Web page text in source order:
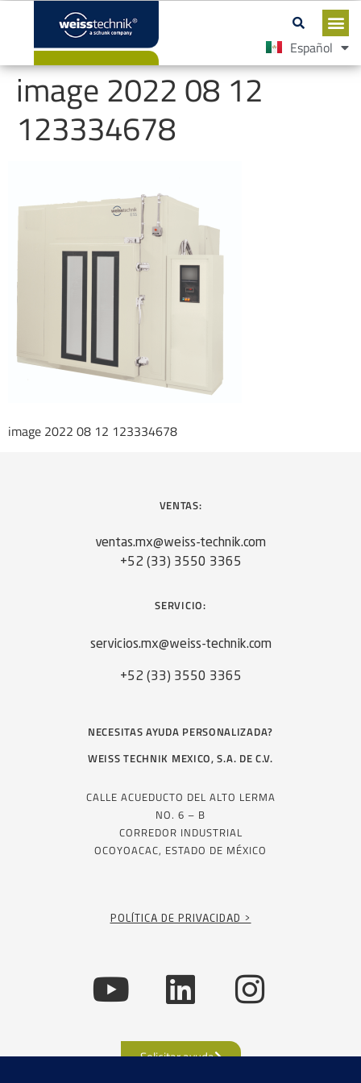
Español
English
image 2022 08 12
123334678
image 2022 08 12 123334678
VENTAS:
ventas.mx@weiss-technik.com
+52 (33) 3550 3365
SERVICIO:
servicios.mx@weiss-technik.com
+52 (33) 3550 3365
NECESITAS AYUDA PERSONALIZADA?
WEISS TECHNIK MEXICO, S.A. DE C.V.
CALLE ACUEDUCTO DEL ALTO LERMA
NO. 6 – B
CORREDOR INDUSTRIAL
OCOYOACAC, ESTADO DE MÉXICO
POLÍTICA DE PRIVACIDAD >
Solicitar ayuda